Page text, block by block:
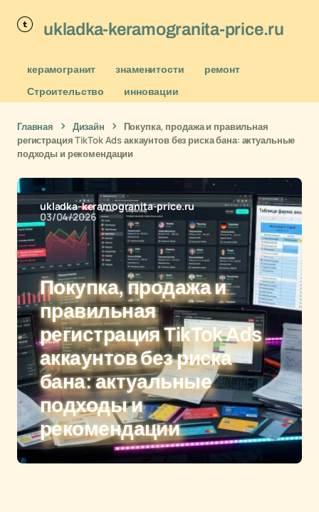
ukladka-keramogranita-price.ru
керамогранит знаменитости
ремонт
Строительство
инновации
Главная Дизайн
Покупка, продажа и правильная
регистрация TikTok Ads аккаунтов без риска бана: актуальные
подходы и рекомендации
ukladka-keramogranita-price.ru
03/04/2026
Покупка, продажа и
правильная
регистрация TikTok Ads
аккаунтов без риска
бана: актуальные
подходы и
рекомендации